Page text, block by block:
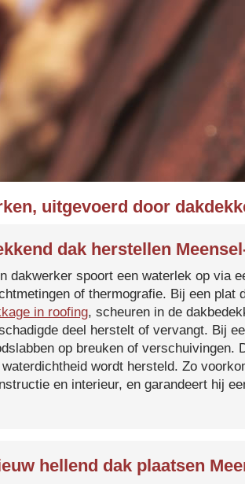
uitgevoerd door
dak herstellen
dakwerker spoort een waterlek op via
of thermografie. Bij een plat
in roofing, scheuren in de
deel herstelt of vervangt. Bij
op breuken of verschuivingen.
waterdichtheid wordt hersteld. Zo
en interieur, en garandeert hij
hellend dak plaatsen